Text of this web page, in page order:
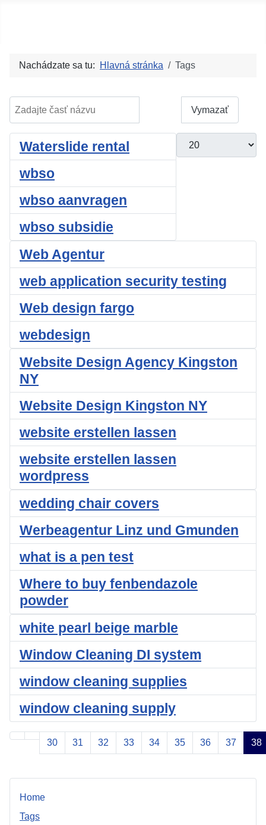
Nachádzate sa tu: Hlavná stránka Tags
Vymazať
Zobrazené položky
Waterslide rental
wbso
wbso aanvragen
wbso subsidie
Web Agentur
web application security testing
Web design fargo
webdesign
Website Design Agency Kingston
NY
Website Design Kingston NY
website erstellen lassen
website erstellen lassen
wordpress
wedding chair covers
Werbeagentur Linz und Gmunden
what is a pen test
Where to buy fenbendazole
powder
white pearl beige marble
Window Cleaning DI system
window cleaning supplies
window cleaning supply
Strana 38 z 39
30 31 32 33 34 35 36 37 38
Home
Tags